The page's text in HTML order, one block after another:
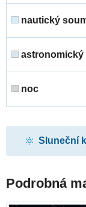
nautický
astronomický
noc
Sluneční
Podrobná